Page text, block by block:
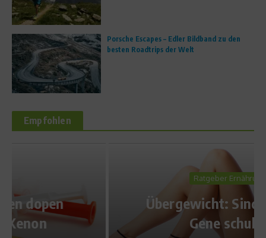
Porsche Escapes – Edler Bildband zu den
besten Roadtrips der Welt
Empfohlen
Übergewicht: Sind doch die
Gene schuld?